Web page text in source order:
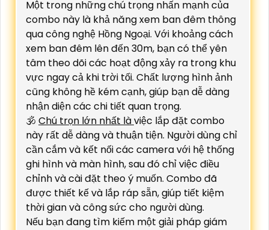
Một trong những chú trọng nhấn mạnh của
combo này là khả năng xem ban đêm thông
qua công nghệ Hồng Ngoại. Với khoảng cách
xem ban đêm lên đến 30m, bạn có thể yên
tâm theo dõi các hoạt động xảy ra trong khu
vực ngay cả khi trời tối. Chất lượng hình ảnh
cũng không hề kém cạnh, giúp bạn dễ dàng
nhận diện các chi tiết quan trọng.
🕉️ Chú trọn lớn nhất làviệc lắp đặt combo
này rất dễ dàng và thuận tiện. Người dùng chỉ
cần cắm và kết nối các camera với hệ thống
ghi hình và màn hình, sau đó chỉ việc điều
chỉnh và cài đặt theo ý muốn. Combo đã
được thiết kế và lắp ráp sẵn, giúp tiết kiệm
thời gian và công sức cho người dùng.
Nếu bạn đang tìm kiếm một giải pháp giám